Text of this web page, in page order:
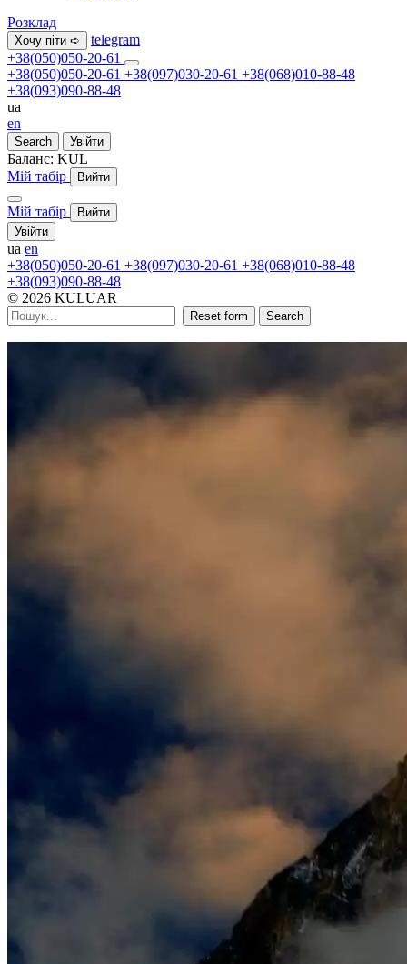
Розклад
Хочу піти ➪
telegram
+38(050)050-20-61
+38(050)050-20-61 +38(097)030-20-61 +38(068)010-88-48
+38(093)090-88-48
ua
en
Search Увійти
Баланс: KUL
Мій табір
Вийти
Мій табір
Вийти
Увійти
ua en
+38(050)050-20-61 +38(097)030-20-61 +38(068)010-88-48
+38(093)090-88-48
© 2026 KULUAR
Reset form Search